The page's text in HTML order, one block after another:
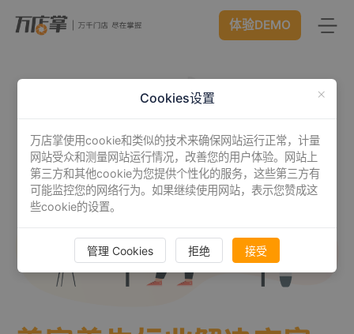
体验DEMO
智能巡店
客流统计
远程协同
体验中心 New
解决方案
连锁管理
数据赋能
资源中心
开发者中心
Cookies设置
万店掌使用cookie和类似的技术来确保网站运行正常，计量
网站受众和测量网站运行情况，改善您的用户体验。网站上
第三方和其他cookie为您提供个性化的服务，这些第三方有
可能监控您的网络行为。如果继续使用网站，表示您赞成这
些cookie的设置。
管理 Cookies 拒绝 接受